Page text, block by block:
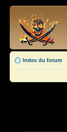
Index du forum